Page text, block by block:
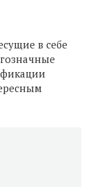
в себе